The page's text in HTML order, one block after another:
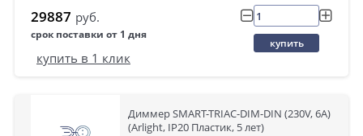
29887 руб.
срок поставки от 1 дня
купить
купить в 1 клик
Диммер SMART-TRIAC-DIM-DIN (230V, 6A)
(Arlight, IP20 Пластик, 5 лет)